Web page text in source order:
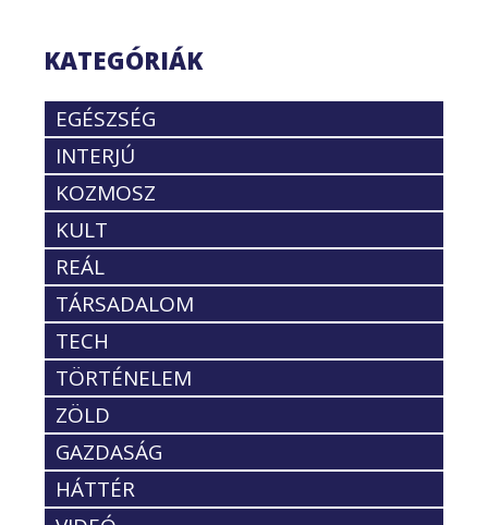
KATEGÓRIÁK
EGÉSZSÉG
INTERJÚ
KOZMOSZ
KULT
REÁL
TÁRSADALOM
TECH
TÖRTÉNELEM
ZÖLD
GAZDASÁG
HÁTTÉR